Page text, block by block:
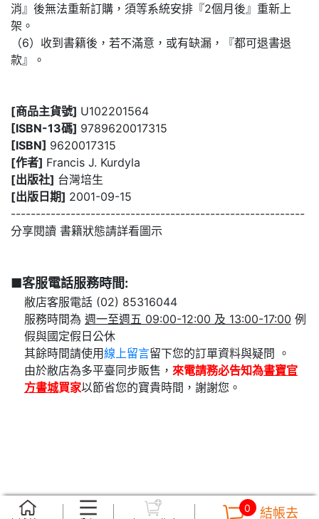
消』後無法重新訂購，須等系統安排『2個月後』重新上
架。
（6）收到書籍後，若不滿意，或有缺漏，『都可退書退
款』。
[商品主貨號] U102201564
[ISBN-13碼] 9789620017315
[ISBN] 9620017315
[作者] Francis J. Kurdyla
[出版社] 台灣培生
[出版日期] 2001-09-15
-----------------------------------------------------------
分享閱讀 書籍狀態請詳看圖示
■客服電話服務時間:
敝店客服電話 (02) 85316044
服務時間為 週一至週五 09:00-12:00 及 13:00-17:00 例
假與國定假日公休
其餘時間請使用線上留言
留下您的訂單資料與疑問 。
由於敝店為多平臺同步販售， 來電請務必告知為書寶官
方書城買家以節省您的寶貴時間，謝謝您。
0 結帳去